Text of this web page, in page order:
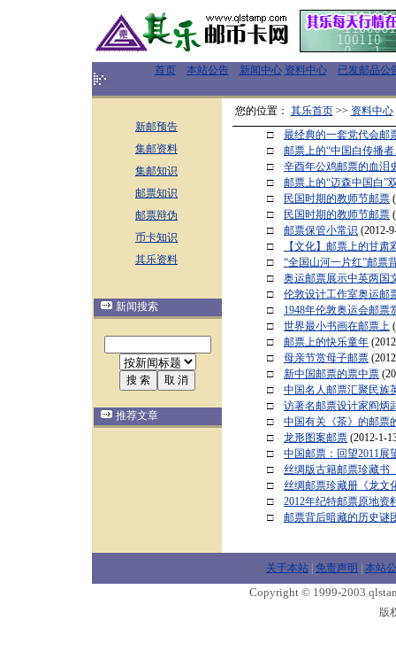
首页 本站公告 新闻中心 资料中心 已发邮品公
新邮预告
集邮资料
集邮知识
邮票知识
邮票辩伪
币卡知识
其乐资料
新闻搜索
推荐文章
您的位置： 其乐首页>> 资料中心
□ 最经典的一套党代会邮
□ 邮票上的“中国白传播
□ 辛酉年公鸡邮票的血泪
□ 邮票上的“迈森中国白”
□
民国时期的教师节邮票
□
民国时期的教师节邮票
□ 邮票保管小常识 (2012-
□
【文化】邮票上的甘肃
□ “全国山河一片红”邮票
□ 奥运邮票展示中英两国
□ 伦敦设计工作室奥运邮
□ 1948年伦敦奥运会邮票
□ 世界最小书画在邮票上
□ 邮票上的快乐童年
□ 母亲节赏母子邮票
□ 新中国邮票的票中票
□ 中国名人邮票汇聚民族
□ 访著名邮票设计家阎炳
□ 中国有关《茶》的邮票
□ 龙形图案邮票 (2012-1-
□ 中国邮票：回望2011展
□ 丝绸版古籍邮票珍藏书
□ 丝绸邮票珍藏册《龙文
□ 2012年纪特邮票原地资
□ 邮票背后暗藏的历史谜
关于本站 免责声明 本站
Copyright © 1999-2003
版